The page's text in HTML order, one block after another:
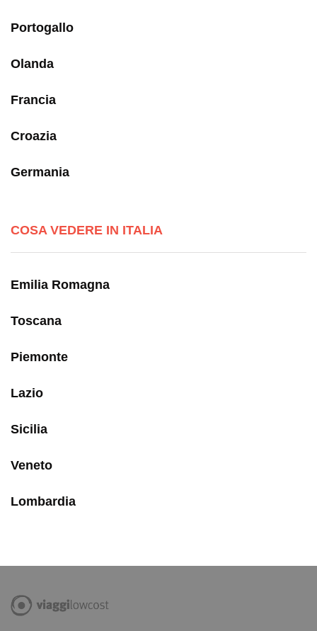
Portogallo
Olanda
Francia
Croazia
Germania
COSA VEDERE IN ITALIA
Emilia Romagna
Toscana
Piemonte
Lazio
Sicilia
Veneto
Lombardia